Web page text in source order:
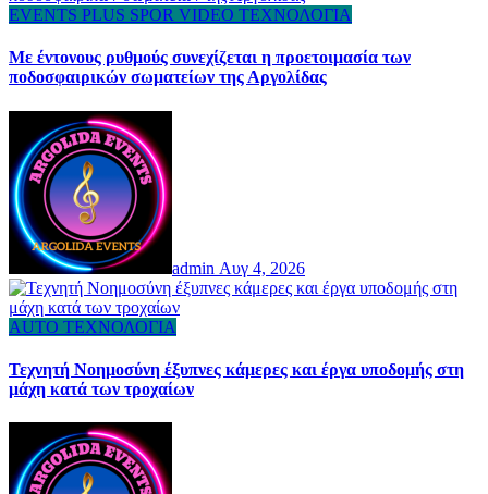
EVENTS PLUS SPOR VIDEO ΤΕΧΝΟΛΟΓΙΑ
Με έντονους ρυθμούς συνεχίζεται η προετοιμασία των
ποδοσφαιρικών σωματείων της Αργολίδας
admin Αυγ 4, 2026
AUTO ΤΕΧΝΟΛΟΓΙΑ
Τεχνητή Νοημοσύνη έξυπνες κάμερες και έργα υποδομής στη
μάχη κατά των τροχαίων